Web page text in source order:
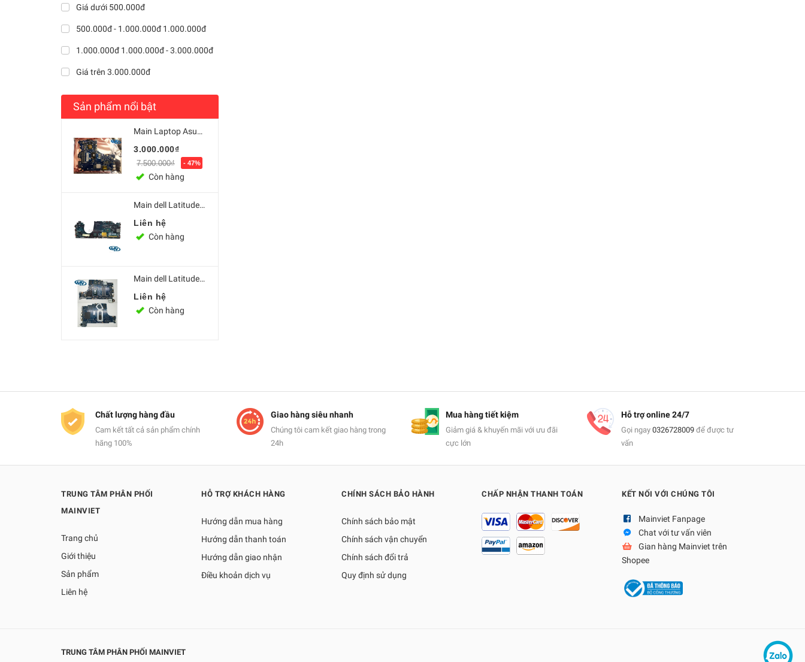
Giá dưới 500.000đ
500.000đ - 1.000.000đ 1.000.000đ
1.000.000đ 1.000.000đ - 3.000.000đ
Giá trên 3.000.000đ
Sản phẩm nổi bật
Main Laptop Asus GL552 GL552V CPU i5/i7 6th GL5...
3.000.000₫
7.500.000₫ - 47%
Còn hàng
Main dell Latitude E5580 i7 7820HQ LA-E151P
Liên hệ
Còn hàng
Main dell Latitude 3490 3590 intel Core i7-8550U
Liên hệ
Còn hàng
Chất lượng hàng đầu
Cam kết tất cả sản phẩm chính
hãng 100%
Giao hàng siêu nhanh
Chúng tôi cam kết giao hàng trong
24h
Mua hàng tiết kiệm
Giảm giá & khuyến mãi với ưu đãi
cực lớn
Hỗ trợ online 24/7
Gọi ngay 0326728009để được tư
vấn
TRUNG TÂM PHÂN PHỐI
MAINVIET
Trang chủ
Giới thiệu
Sản phẩm
Liên hệ
HỖ TRỢ KHÁCH HÀNG
Hướng dẫn mua hàng
Hướng dẫn thanh toán
Hướng dẫn giao nhận
Điều khoản dịch vụ
CHÍNH SÁCH BẢO HÀNH
Chính sách bảo mật
Chính sách vận chuyển
Chính sách đổi trả
Quy định sử dụng
CHẤP NHẬN THANH TOÁN KẾT NỐI VỚI CHÚNG TÔI
Mainviet Fanpage
Chat với tư vấn viên
Gian hàng Mainviet trên
Shopee
TRUNG TÂM PHÂN PHỐI MAINVIET